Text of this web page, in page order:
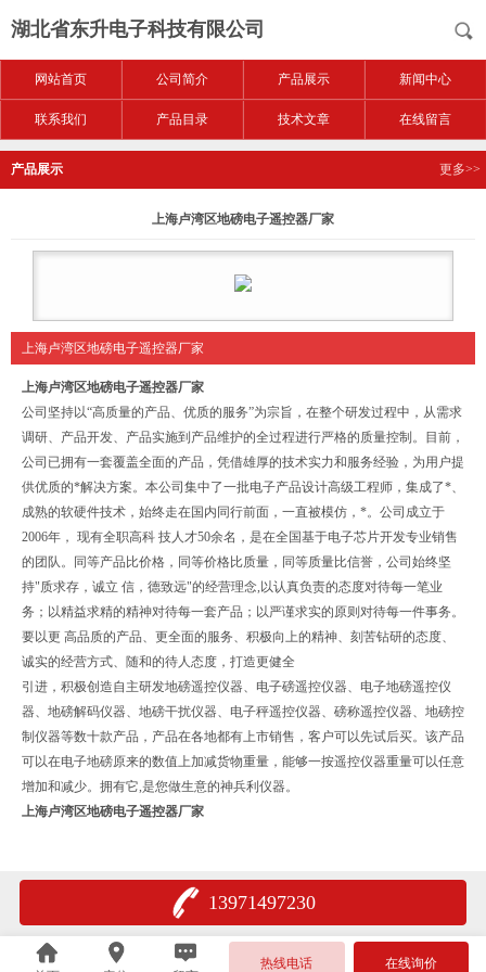
湖北省东升电子科技有限公司
网站首页 公司简介 产品展示 新闻中心
联系我们 产品目录 技术文章 在线留言
产品展示 更多>>
上海卢湾区地磅电子遥控器厂家
上海卢湾区地磅电子遥控器厂家
上海卢湾区地磅电子遥控器厂家
公司坚持以“高质量的产品、优质的服务”为宗旨，在整个研发过程中，从需求
调研、产品开发、产品实施到产品维护的全过程进行严格的质量控制。目前，
公司已拥有一套覆盖全面的产品，凭借雄厚的技术实力和服务经验，为用户提
供优质的*解决方案。本公司集中了一批电子产品设计高级工程师，集成了*、
成熟的软硬件技术，始终走在国内同行前面，一直被模仿，*。公司成立于
2006年， 现有全职高科 技人才50余名，是在全国基于电子芯片开发专业销售
的团队。同等产品比价格，同等价格比质量，同等质量比信誉，公司始终坚
持"质求存，诚立 信，德致远"的经营理念,以认真负责的态度对待每一笔业
务；以精益求精的精神对待每一套产品；以严谨求实的原则对待每一件事务。
要以更 高品质的产品、更全面的服务、积极向上的精神、刻苦钻研的态度、
诚实的经营方式、随和的待人态度，打造更健全
引进，积极创造自主研发地磅遥控仪器、电子磅遥控仪器、电子地磅遥控仪
器、地磅解码仪器、地磅干扰仪器、电子秤遥控仪器、磅称遥控仪器、地磅控
制仪器等数十款产品，产品在各地都有上市销售，客户可以先试后买。该产品
可以在电子地磅原来的数值上加减货物重量，能够一按遥控仪器重量可以任意
增加和减少。拥有它,是您做生意的神兵利仪器。
上海卢湾区地磅电子遥控器厂家
13971497230
热线电话 在线询价